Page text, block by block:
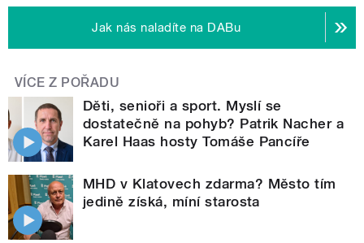
Jak nás naladíte na DABu
VÍCE Z POŘADU
Děti, senioři a sport. Myslí se
dostatečně na pohyb? Patrik Nacher a
Karel Haas hosty Tomáše Pancíře
MHD v Klatovech zdarma? Město tím
jedině získá, míní starosta